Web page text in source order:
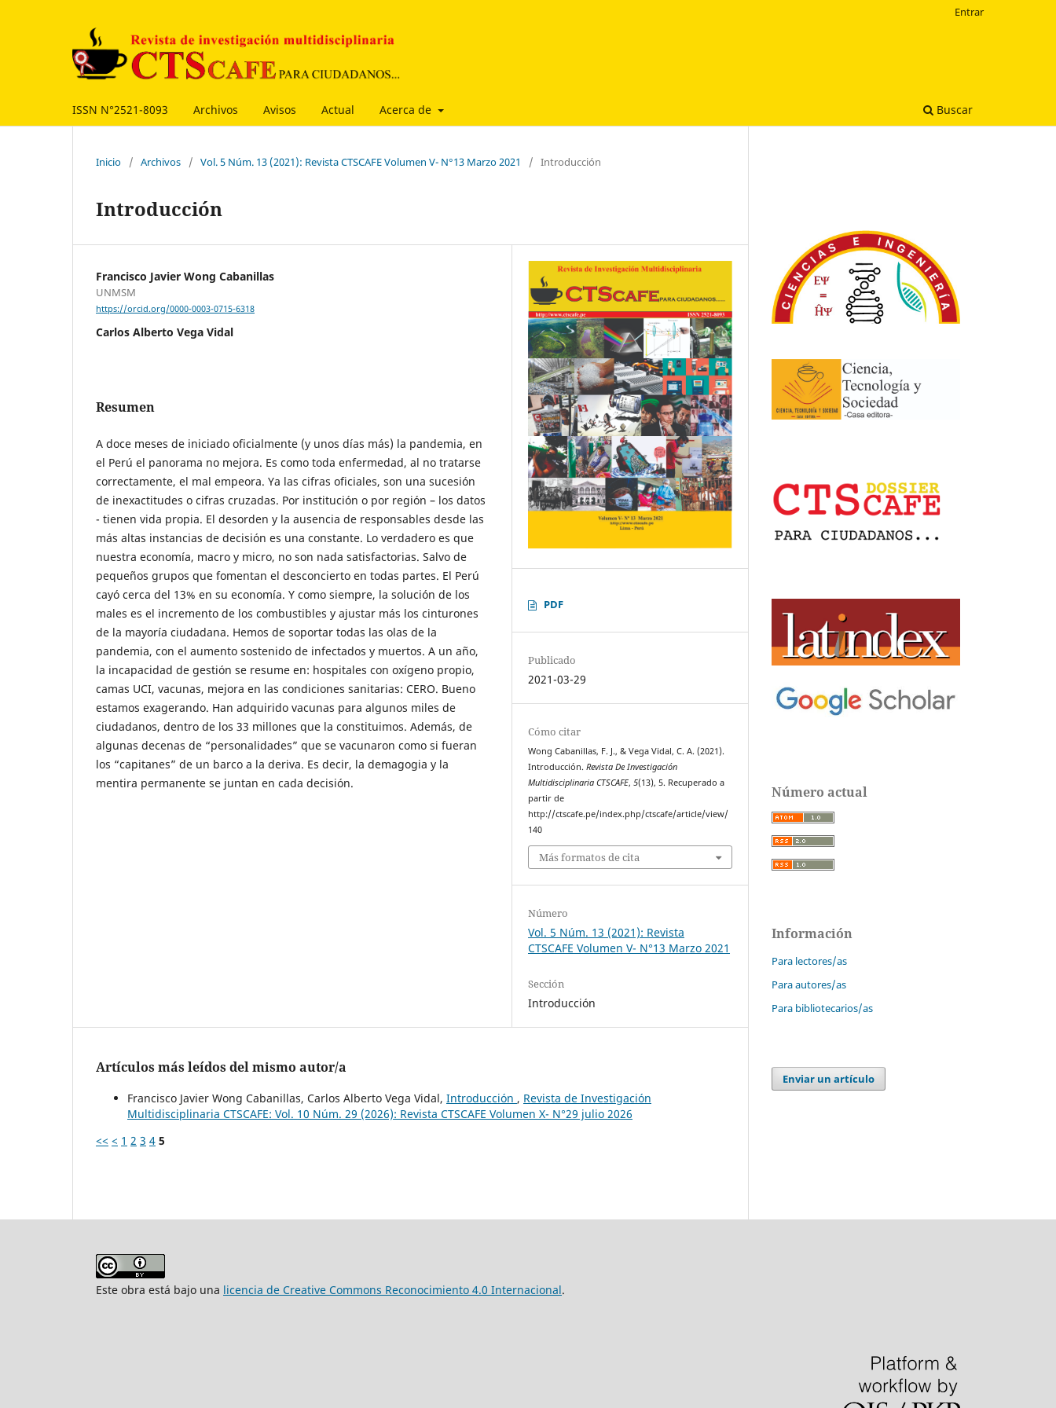
ISSN N°2521-8093 Archivos Avisos Actual Acerca de Buscar
Entrar
Inicio / Archivos / Vol. 5 Núm. 13 (2021): Revista CTSCAFE Volumen V- N°13 Marzo 2021 / Introducción
Introducción
Francisco Javier Wong Cabanillas
UNMSM
https://orcid.org/0000-0003-0715-6318
Carlos Alberto Vega Vidal
Resumen
A doce meses de iniciado oficialmente (y unos días más) la pandemia, en
el Perú el panorama no mejora. Es como toda enfermedad, al no tratarse
correctamente, el mal empeora. Ya las cifras oficiales, son una sucesión
de inexactitudes o cifras cruzadas. Por institución o por región – los datos
- tienen vida propia. El desorden y la ausencia de responsables desde las
más altas instancias de decisión es una constante. Lo verdadero es que
nuestra economía, macro y micro, no son nada satisfactorias. Salvo de
pequeños grupos que fomentan el desconcierto en todas partes. El Perú
cayó cerca del 13% en su economía. Y como siempre, la solución de los
males es el incremento de los combustibles y ajustar más los cinturones
de la mayoría ciudadana. Hemos de soportar todas las olas de la
pandemia, con el aumento sostenido de infectados y muertos. A un año,
la incapacidad de gestión se resume en: hospitales con oxígeno propio,
camas UCI, vacunas, mejora en las condiciones sanitarias: CERO. Bueno
estamos exagerando. Han adquirido vacunas para algunos miles de
ciudadanos, dentro de los 33 millones que la constituimos. Además, de
algunas decenas de “personalidades” que se vacunaron como si fueran
los “capitanes” de un barco a la deriva. Es decir, la demagogia y la
mentira permanente se juntan en cada decisión.
PDF
Publicado
2021-03-29
Cómo citar
Wong Cabanillas, F. J., & Vega Vidal, C. A. (2021).
Introducción.Revista De Investigación
Multidisciplinaria CTSCAFE,5(13), 5. Recuperado a
partir de
http://ctscafe.pe/index.php/ctscafe/article/view/
140
Más formatos de cita
Número
Vol. 5 Núm. 13 (2021): Revista
CTSCAFE Volumen V- N°13 Marzo 2021
Sección
Introducción
Artículos más leídos del mismo autor/a
Francisco Javier Wong Cabanillas, Carlos Alberto Vega Vidal, Introducción , Revista de Investigación
Multidisciplinaria CTSCAFE: Vol. 10 Núm. 29 (2026): Revista CTSCAFE Volumen X- N°29 julio 2026
<< < 1 2 3 4 5
Número actual
Información
Para lectores/as
Para autores/as
Para bibliotecarios/as
Enviar un artículo
Este obra está bajo una licencia de Creative Commons Reconocimiento 4.0 Internacional.